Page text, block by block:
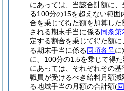
にあっては、当該合計額に、
る100分の15を超えない範囲
合を乗じて得た額を加算した
される期末手当に係る同条
定する割合を乗じて得た額
る期末手当に係る同項各号に
に、100分の1.5を乗じて得
にあっては、それぞれその
職員が受けるべき給料月額
る地域手当の月額の合計額(